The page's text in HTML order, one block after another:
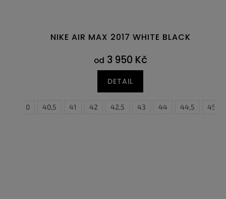
NIKE AIR MAX 2017 WHITE BLACK
od 3 950 Kč
DETAIL
40 40,5 41 42 42,5 43 44 44,5 45